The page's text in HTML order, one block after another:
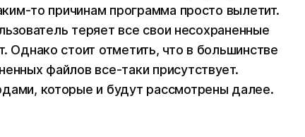
то причинам программа просто вылетит.
теряет все свои несохраненные
стоит отметить, что в большинстве
файлов все-таки присутствует.
которые и будут рассмотрены далее.